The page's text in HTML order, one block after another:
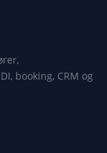
booking, CRM og